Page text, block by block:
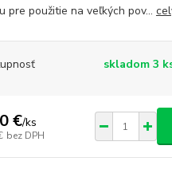
pre použitie na veľkých pov...
skladom 3
€/ks
bez DPH